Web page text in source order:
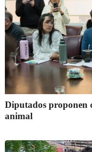
Diputados proponen
animal